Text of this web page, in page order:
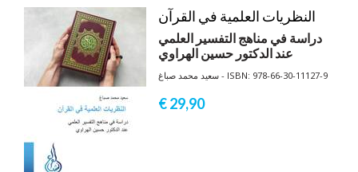
النظريات العلمية في القرآن
دراسة في مناهج التفسير العلمي
عند الدكتور حسين الهراوي
سعيد محمد صباغ - ISBN: 978-66-30-11127-9
€ 29,90